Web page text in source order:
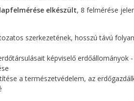
elkészült, 8 felmérése
szerkezetének, hosszú távú
képviselő erdőállományok
a természetvédelem, az